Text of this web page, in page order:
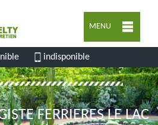
MENU
indisponible
FERRIERES LE LAC